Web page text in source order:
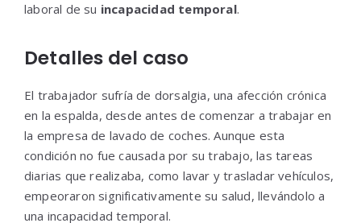
laboral de su incapacidad temporal.
Detalles del caso
El trabajador sufría de dorsalgia, una afección crónica
en la espalda, desde antes de comenzar a trabajar en
la empresa de lavado de coches. Aunque esta
condición no fue causada por su trabajo, las tareas
diarias que realizaba, como lavar y trasladar vehículos,
empeoraron significativamente su salud, llevándolo a
una incapacidad temporal.